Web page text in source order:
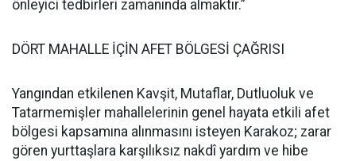
önleyici tedbirleri zamanında almaktır.”
DÖRT MAHALLE İÇİN AFET BÖLGESİ ÇAĞRISI
Yangından etkilenen Kavşit, Mutaflar, Dutluoluk ve
Tatarmemişler mahallelerinin genel hayata etkili afet
bölgesi kapsamına alınmasını isteyen Karakoz; zarar
gören yurttaşlara karşılıksız nakdî yardım ve hibe